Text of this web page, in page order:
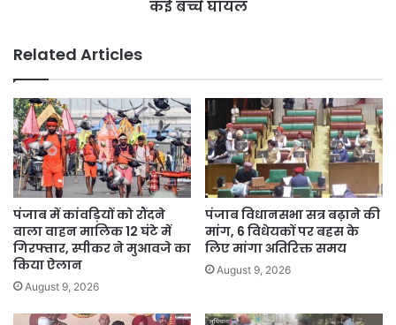
एक
के
ड्राइवर
समेत
कई
बच्चे
घायल
कई बच्चे घायल
Related Articles
पंजाब में कांवड़ियों को रौंदने
वाला वाहन मालिक 12 घंटे में
गिरफ्तार, स्पीकर ने मुआवजे का
किया ऐलान
August 9, 2026
पंजाब विधानसभा सत्र बढ़ाने की
मांग, 6 विधेयकों पर बहस के
लिए मांगा अतिरिक्त समय
August 9, 2026